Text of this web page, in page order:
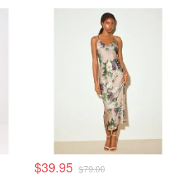
$39.95 $79.00